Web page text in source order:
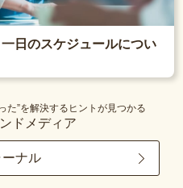
日のスケジュールについ
た”を解決するヒントが見つかる
ドメディア
ナル